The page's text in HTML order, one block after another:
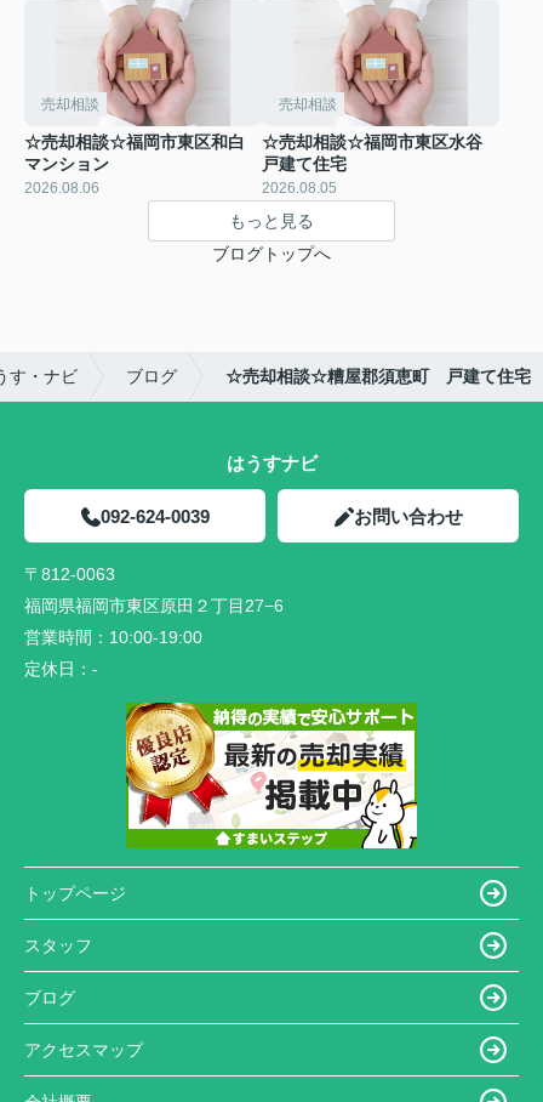
売却相談
☆売却相談☆福岡市東区和白
マンション
2026.08.06
売却相談
☆売却相談☆福岡市東区水谷
戸建て住宅
2026.08.05
もっと見る
ブログトップへ
す・ナビ ブログ ☆売却相談☆糟屋郡須恵町 戸建て住宅
はうすナビ
092-624-0039 お問い合わせ
〒812-0063
福岡県福岡市東区原田２丁目27−6
営業時間： 10:00-19:00
定休日： -
トップページ
スタッフ
ブログ
アクセスマップ